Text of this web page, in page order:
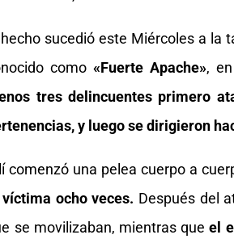
hecho sucedió este Miércoles a la
como «Fuerte Apache»,
tres delincuentes primero
y luego se dirigieron
comenzó una pelea cuerpo a
ocho veces. Después del
se movilizaban, mientras queel